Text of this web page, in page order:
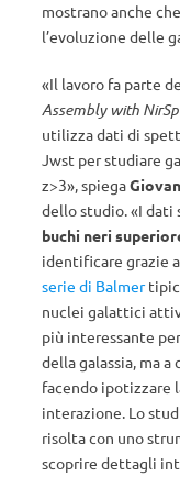
mostrano anche
l’evoluzione delle
«Il lavoro fa parte
Assembly with
utilizza dati di
Jwst per studiare
z>3», spiega
dello studio. «I dati
buchi neri
identificare grazie
serie di Balmer
nuclei galattici
più interessante
della galassia, ma
facendo ipotizzare
interazione. Lo
risolta con uno
scoprire dettagli